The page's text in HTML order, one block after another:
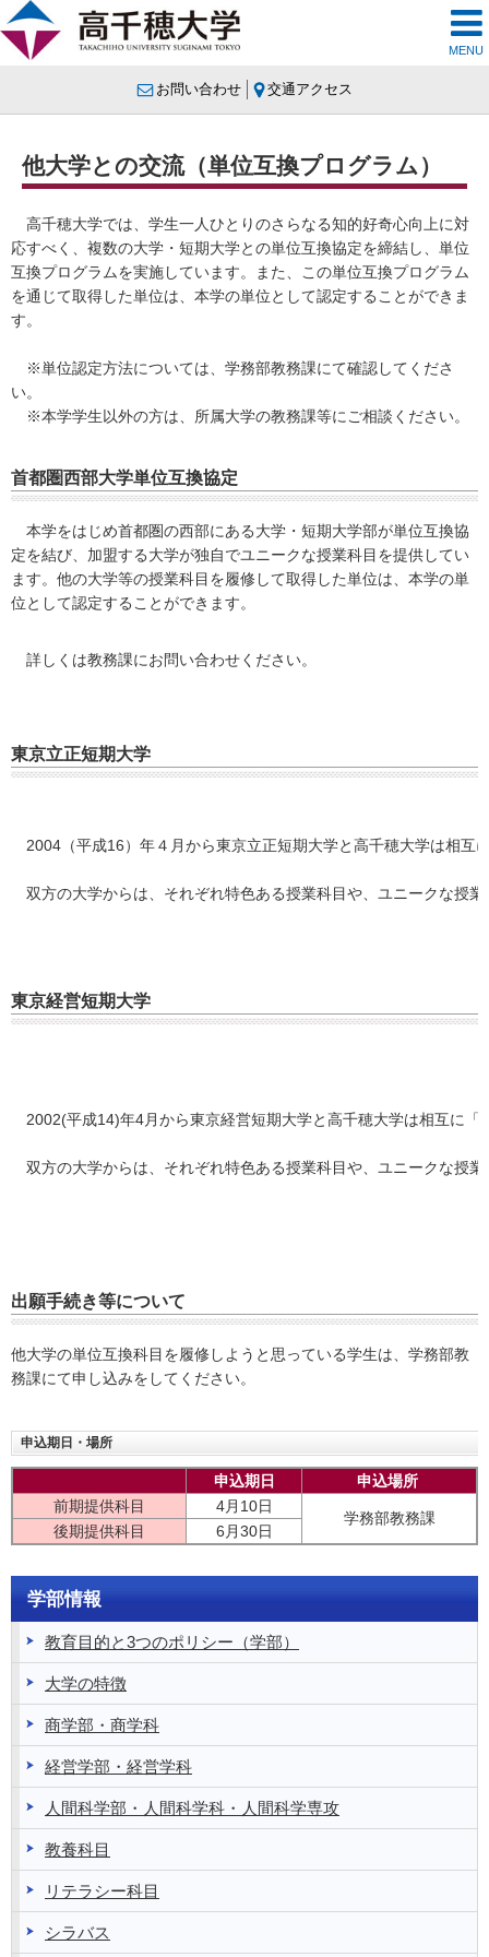
MENU
お問い合わせ 交通アクセス
学部情報
教育目的と3つのポリシー（学部）
大学の特徴
商学部・商学科
経営学部・経営学科
人間科学部・人間科学科・人間科学専攻
教養科目
リテラシー科目
シラバス
他大学との交流（単位互換プログラム）
高千穂大学では、学生一人ひとりのさらなる知的好奇心向上に対
応すべく、複数の大学・短期大学との単位互換協定を締結し、単位
互換プログラムを実施しています。また、この単位互換プログラム
を通じて取得した単位は、本学の単位として認定することができま
す。
※単位認定方法については、学務部教務課にて確認してくださ
い。
※本学学生以外の方は、所属大学の教務課等にご相談ください。
首都圏西部大学単位互換協定
本学をはじめ首都圏の西部にある大学・短期大学部が単位互換協
定を結び、加盟する大学が独自でユニークな授業科目を提供してい
ます。他の大学等の授業科目を履修して取得した単位は、本学の単
位として認定することができます。
詳しくは教務課にお問い合わせください。
東京立正短期大学
2004（平成16）年４月から東京立正短期大学と高千穂大学は相互
双方の大学からは、それぞれ特色ある授業科目や、ユニークな授
東京経営短期大学
2002(平成14)年4月から東京経営短期大学と高千穂大学は相互に「
双方の大学からは、それぞれ特色ある授業科目や、ユニークな授
出願手続き等について
他大学の単位互換科目を履修しようと思っている学生は、学務部教
務課にて申し込みをしてください。
申込期日・場所
申込期日
申込場所
前期提供科目
4月10日
学務部教務課
後期提供科目 6月30日